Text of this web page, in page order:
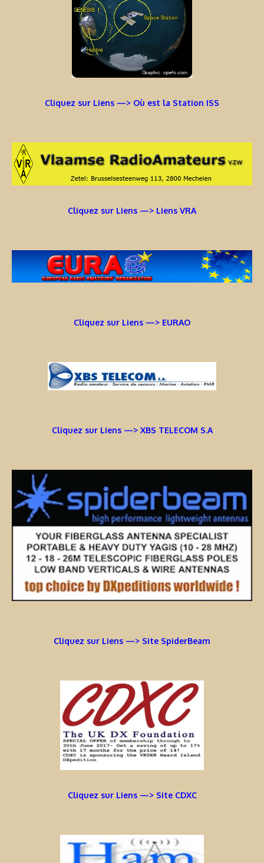
Cliquez sur Liens —> Où est la Station ISS
Cliquez sur Liens —> Liens VRA
Cliquez sur Liens —> EURAO
Cliquez sur Liens —> XBS TELECOM S.A
Cliquez sur Liens —> Site SpiderBeam
Cliquez sur Liens —> Site CDXC